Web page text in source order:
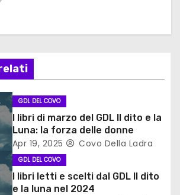
GDL DEL COVO
I libri di marzo del GDL Il dito e la
Luna: la forza delle donne
Apr 19, 2025 Covo Della Ladra
GDL DEL COVO
I libri letti e scelti dal GDL Il dito
e la luna nel 2024